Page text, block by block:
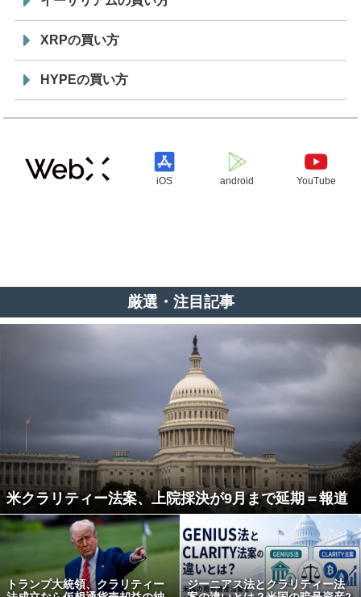
XRPの買い方
HYPEの買い方
iOS android YouTube
厳選・注目記事
米クラリティー法案、上院採決が9月まで延期＝報道
トランプ大統領、クラリティー
ジーニアス法とクラリティー法